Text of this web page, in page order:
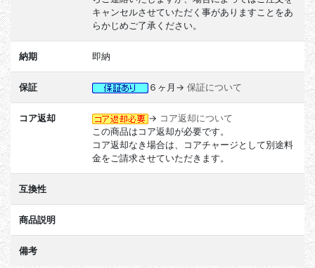
キャンセルさせていただく事がありますことをあ
らかじめご了承ください。
納期 即納
保証 ６ヶ月→ 保証について
コア返却 → コア返却について
この商品はコア返却が必要です。
コア返却なき場合は、コアチャージとして別途料
金をご請求させていただきます。
互換性
商品説明
備考